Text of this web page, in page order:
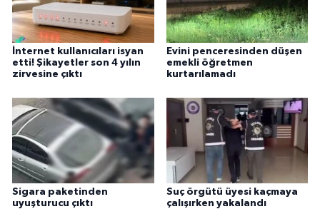
İnternet kullanıcıları isyan
etti! Şikayetler son 4 yılın
zirvesine çıktı
Evini penceresinden düşen
emekli öğretmen
kurtarılamadı
Sigara paketinden
uyuşturucu çıktı
Suç örgütü üyesi kaçmaya
çalışırken yakalandı